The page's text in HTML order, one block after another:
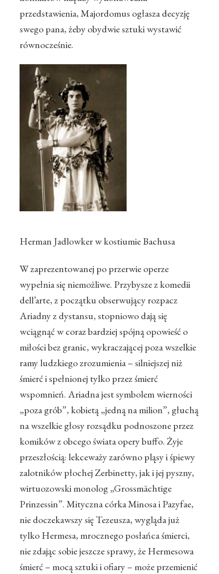
przedstawienia, Majordomus ogłasza decyzję
swego pana, żeby obydwie sztuki wystawić
równocześnie.
Herman Jadlowker w kostiumie Bachusa
W zaprezentowanej po przerwie operze
wypełnia się niemożliwe. Przybysze z komedii
dell’arte, z początku obserwujący rozpacz
Ariadny z dystansu, stopniowo dają się
wciągnąć w coraz bardziej spójną opowieść o
miłości bez granic, wykraczającej poza wszelkie
ramy ludzkiego zrozumienia – silniejszej niż
śmierć i spełnionej tylko przez śmierć
wspomnień. Ariadna jest symbolem wierności
„poza grób”, kobietą „jedną na milion”, głuchą
na wszelkie głosy rozsądku podnoszone przez
komików z obcego świata opery buffo. Żyje
przeszłością: lekceważy zarówno pląsy i śpiewy
zalotników płochej Zerbinetty, jak i jej pyszny,
wirtuozowski monolog „Grossmächtige
Prinzessin”. Mityczna córka Minosa i Pazyfae,
nie doczekawszy się Tezeusza, wygląda już
tylko Hermesa, mrocznego posłańca śmierci,
nie zdając sobie jeszcze sprawy, że Hermesowa
śmierć – mocą sztuki i ofiary – może przemienić